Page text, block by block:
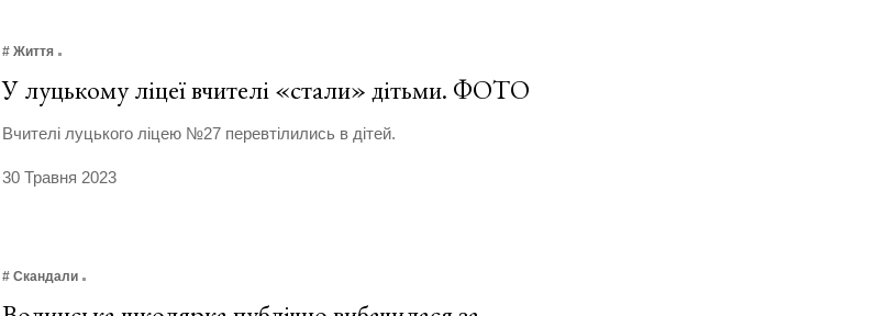
# Життя
У луцькому ліцеї вчителі «стали» дітьми. ФОТО
Вчителі луцького ліцею №27 перевтілились в дітей.
30 Травня 2023
# Скандали